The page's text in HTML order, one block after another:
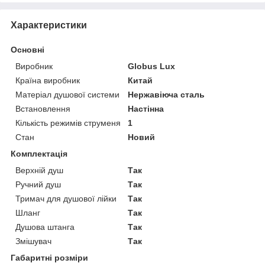
Характеристики
Основні
Виробник
Globus Lux
Країна виробник
Китай
Матеріал душової системи
Нержавіюча сталь
Встановлення
Настінна
Кількість режимів струменя
1
Стан
Новий
Комплектація
Верхній душ
Так
Ручний душ
Так
Тримач для душової лійки
Так
Шланг
Так
Душова штанга
Так
Змішувач
Так
Габаритні розміри